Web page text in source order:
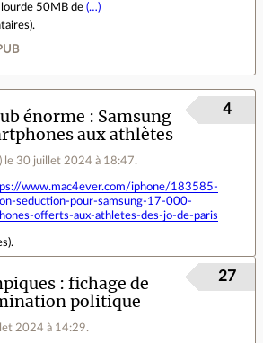
lourde 50MB de (…)
).
énorme : Samsung
aux athlètes
) le 30 juillet 2024 à 18:47.
4
www.mac4ever.com/iphone/183585-
seduction-pour-samsung-17-000-
offerts-aux-athletes-des-jo-de-paris
).
: fichage de
politique
2024 à 14:29.
27